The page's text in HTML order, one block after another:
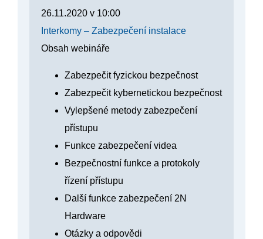
26.11.2020v 10:00
Interkomy – Zabezpečení instalace
Obsah webináře
Zabezpečit fyzickou bezpečnost
Zabezpečit kybernetickou bezpečnost
Vylepšené metody zabezpečení
přístupu
Funkce zabezpečení videa
Bezpečnostní funkce a protokoly
řízení přístupu
Další funkce zabezpečení 2N
Hardware
Otázky a odpovědi